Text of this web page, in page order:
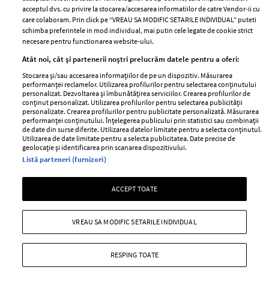
nimeni nu știa, nici ea”
Lui...”
CATINE.RO
rezidența în Las Vegas. Cu ce
probleme de sănătate se
abdomenul tonifiat la 56 de ani.
Ce imagini a postat artista în
acceptul dvs. cu privire la stocarea/accesarea informatiilor de catre Vendor-ii cu
care colaboram. Prin click pe “VREAU SA MODIFIC SETARILE INDIVIDUAL” puteti
schimba preferintele in mod individual, mai putin cele legate de cookie strict
necesare pentru functionarea website-ului.
Atât noi, cât și partenerii noștri prelucrăm datele pentru a oferi:
Stocarea și/sau accesarea informațiilor de pe un dispozitiv. Măsurarea
performanței reclamelor. Utilizarea profilurilor pentru selectarea conținutului
personalizat. Dezvoltarea și îmbunătățirea serviciilor. Crearea profilurilor de
conținut personalizat. Utilizarea profilurilor pentru selectarea publicității
personalizate. Crearea profilurilor pentru publicitate personalizată. Măsurarea
performanței conținutului. Înțelegerea publicului prin statistici sau combinații
de date din surse diferite. Utilizarea datelor limitate pentru a selecta conținutul.
Utilizarea de date limitate pentru a selecta publicitatea. Date precise de
geolocație și identificarea prin scanarea dispozitivului.
Listă parteneri (furnizori)
ACCEPT TOATE
RESPING TOATE
VREAU SA MODIFIC SETARILE INDIVIDUAL